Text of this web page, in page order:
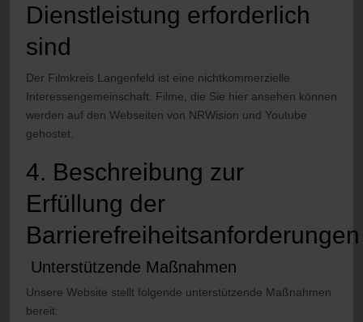
Dienstleistung erforderlich
sind
Der Filmkreis Langenfeld ist eine nichtkommerzielle
Interessengemeinschaft. Filme, die Sie hier ansehen können
werden auf den Webseiten von NRWision und Youtube
gehostet.
4. Beschreibung zur
Erfüllung der
Barrierefreiheitsanforderungen
Unterstützende Maßnahmen
Unsere Website stellt folgende unterstützende Maßnahmen
bereit: